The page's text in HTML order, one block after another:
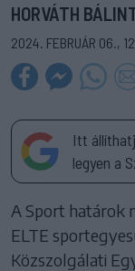
HORVÁTH
2024. FEBRUÁR 06.,
Itt
legyen a
A Sport határok
ELTE
Közszolgálati